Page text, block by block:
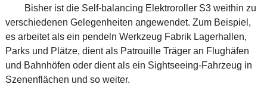
Bisher ist die Self-balancing Elektroroller S3 weithin zu
verschiedenen Gelegenheiten angewendet. Zum Beispiel,
es arbeitet als ein pendeln Werkzeug Fabrik Lagerhallen,
Parks und Plätze, dient als Patrouille Träger an Flughäfen
und Bahnhöfen oder dient als ein Sightseeing-Fahrzeug in
Szenenflächen und so weiter.